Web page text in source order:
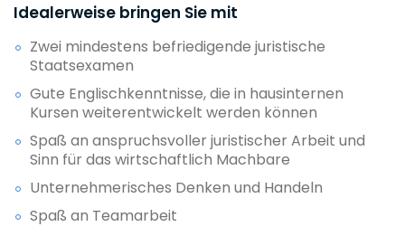
Idealerweise bringen Sie mit
Zwei mindestens befriedigende juristische
Staatsexamen
Gute Englischkenntnisse, die in hausinternen
Kursen weiterentwickelt werden können
Spaß an anspruchsvoller juristischer Arbeit und
Sinn für das wirtschaftlich Machbare
Unternehmerisches Denken und Handeln
Spaß an Teamarbeit